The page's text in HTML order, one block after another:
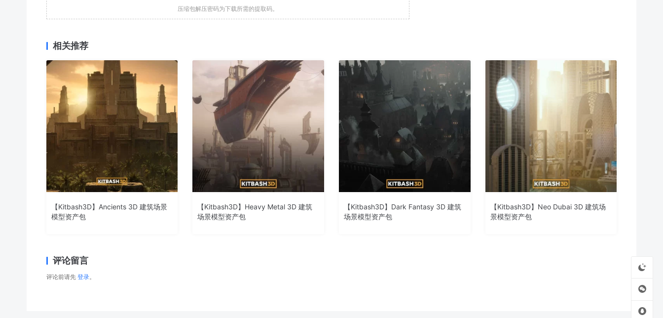
压缩包解压密码为下载所需的提取码。
相关推荐
【Kitbash3D】Ancients 3D 建筑场景
模型资产包
【Kitbash3D】Heavy Metal 3D 建筑
场景模型资产包
【Kitbash3D】Dark Fantasy 3D 建筑
场景模型资产包
【Kitbash3D】Neo Dubai 3D 建筑场
景模型资产包
评论留言
评论前请先 登录。